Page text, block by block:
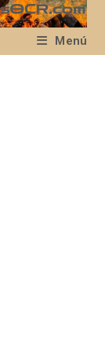
Menú